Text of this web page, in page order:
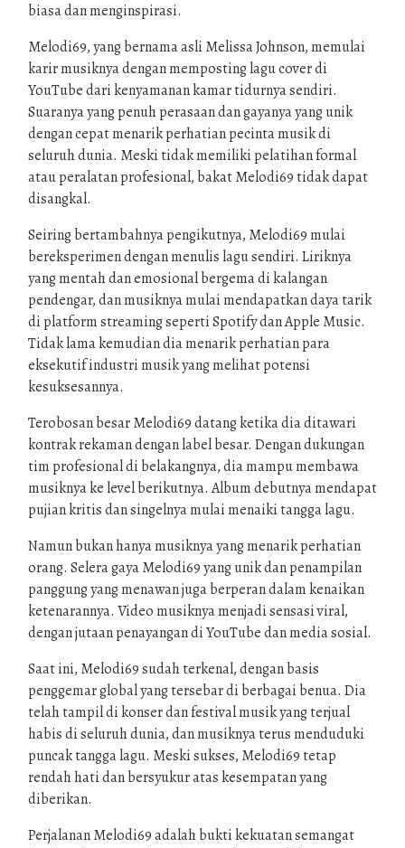
biasa dan menginspirasi.
Melodi69, yang bernama asli Melissa Johnson, memulai
karir musiknya dengan memposting lagu cover di
YouTube dari kenyamanan kamar tidurnya sendiri.
Suaranya yang penuh perasaan dan gayanya yang unik
dengan cepat menarik perhatian pecinta musik di
seluruh dunia. Meski tidak memiliki pelatihan formal
atau peralatan profesional, bakat Melodi69 tidak dapat
disangkal.
Seiring bertambahnya pengikutnya, Melodi69 mulai
bereksperimen dengan menulis lagu sendiri. Liriknya
yang mentah dan emosional bergema di kalangan
pendengar, dan musiknya mulai mendapatkan daya tarik
di platform streaming seperti Spotify dan Apple Music.
Tidak lama kemudian dia menarik perhatian para
eksekutif industri musik yang melihat potensi
kesuksesannya.
Terobosan besar Melodi69 datang ketika dia ditawari
kontrak rekaman dengan label besar. Dengan dukungan
tim profesional di belakangnya, dia mampu membawa
musiknya ke level berikutnya. Album debutnya mendapat
pujian kritis dan singelnya mulai menaiki tangga lagu.
Namun bukan hanya musiknya yang menarik perhatian
orang. Selera gaya Melodi69 yang unik dan penampilan
panggung yang menawan juga berperan dalam kenaikan
ketenarannya. Video musiknya menjadi sensasi viral,
dengan jutaan penayangan di YouTube dan media sosial.
Saat ini, Melodi69 sudah terkenal, dengan basis
penggemar global yang tersebar di berbagai benua. Dia
telah tampil di konser dan festival musik yang terjual
habis di seluruh dunia, dan musiknya terus menduduki
puncak tangga lagu. Meski sukses, Melodi69 tetap
rendah hati dan bersyukur atas kesempatan yang
diberikan.
Perjalanan Melodi69 adalah bukti kekuatan semangat